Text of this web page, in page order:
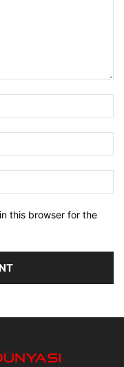
this browser for the